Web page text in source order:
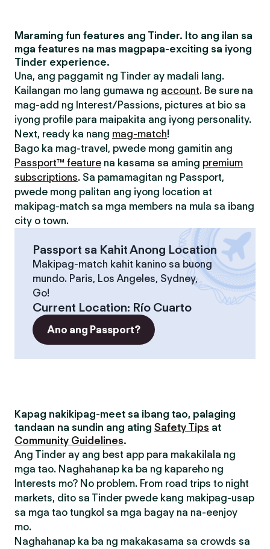
Maraming fun features ang Tinder. Ito ang ilan sa
mga features na mas magpapa-exciting sa iyong
Tinder experience.
Una, ang paggamit ng Tinder ay madali lang.
Kailangan mo lang gumawa ng account. Be sure na
mag-add ng Interest/Passions, pictures at bio sa
iyong profile para maipakita ang iyong personality.
Next, ready ka nang mag-match!
Bago ka mag-travel, pwede mong gamitin ang
Passport™ feature na kasama sa aming premium
subscriptions. Sa pamamagitan ng Passport,
pwede mong palitan ang iyong location at
makipag-match sa mga members na mula sa ibang
city o town.
Passport sa Kahit Anong Location
Makipag-match kahit kanino sa buong
mundo. Paris, Los Angeles, Sydney,
Go!
Current Location: Río Cuarto
Ano ang Passport?
Kapag nakikipag-meet sa ibang tao, palaging
tandaan na sundin ang ating Safety Tips at
Community Guidelines.
Ang Tinder ay ang best app para makakilala ng
mga tao. Naghahanap ka ba ng kapareho ng
Interests mo? No problem. From road trips to night
markets, dito sa Tinder pwede kang makipag-usap
sa mga tao tungkol sa mga bagay na na-eenjoy
mo.
Naghahanap ka ba ng makakasama sa crowds sa